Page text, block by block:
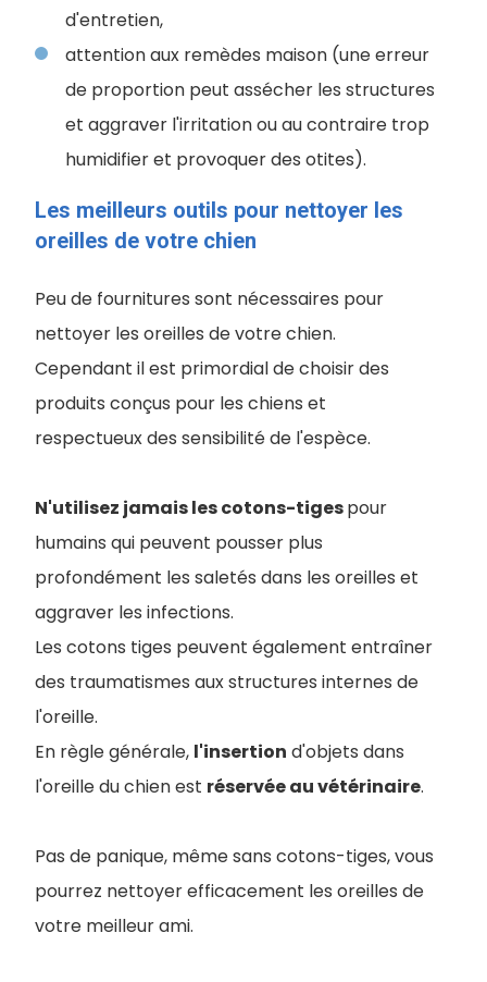
d'entretien,
attention aux remèdes maison (une erreur
de proportion peut assécher les structures
et aggraver l'irritation ou au contraire trop
humidifier et provoquer des otites).
Les meilleurs outils pour nettoyer les
oreilles de votre chien
Peu de fournitures sont nécessaires pour
nettoyer les oreilles de votre chien.
Cependant il est primordial de choisir des
produits conçus pour les chiens et
respectueux des sensibilité de l'espèce.
N'utilisez jamais les cotons-tigespour
humains qui peuvent pousser plus
profondément les saletés dans les oreilles et
aggraver les infections.
Les cotons tiges peuvent également entraîner
des traumatismes aux structures internes de
l'oreille.
En règle générale, l'insertion d'objets dans
l'oreille du chien est réservée au vétérinaire.
Pas de panique, même sans cotons-tiges, vous
pourrez nettoyer efficacement les oreilles de
votre meilleur ami.